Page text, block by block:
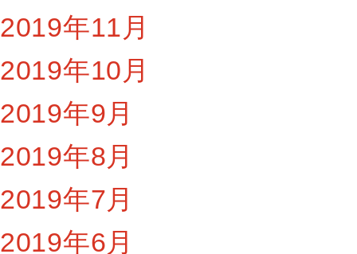
2019年11月
2019年10月
2019年9月
2019年8月
2019年7月
2019年6月